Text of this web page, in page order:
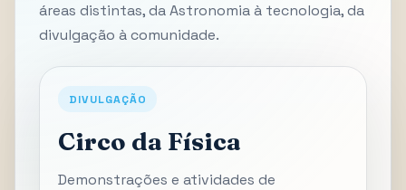
áreas distintas, da Astronomia à tecnologia, da
divulgação à comunidade.
DIVULGAÇÃO
Circo da Física
Demonstrações e atividades de